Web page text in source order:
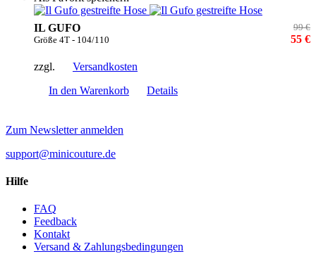
IL GUFO
Größe 4T - 104/110
99 €
55 €
zzgl.
Versandkosten
In den Warenkorb
Details
Zum Newsletter anmelden
support@minicouture.de
Hilfe
FAQ
Feedback
Kontakt
Versand & Zahlungsbedingungen